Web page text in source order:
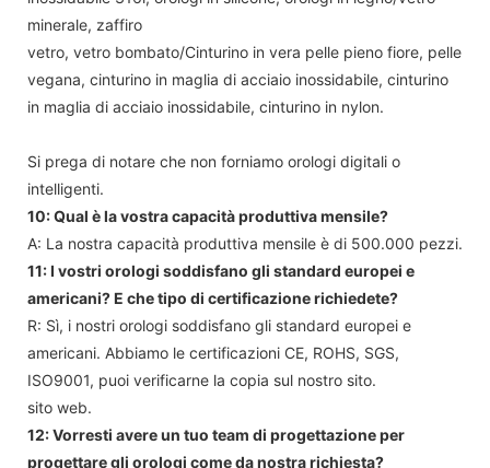
minerale, zaffiro
vetro, vetro bombato/Cinturino in vera pelle pieno fiore, pelle
vegana, cinturino in maglia di acciaio inossidabile, cinturino
in maglia di acciaio inossidabile, cinturino in nylon.
Si prega di notare che non forniamo orologi digitali o
intelligenti.
10: Qual è la vostra capacità produttiva mensile?
A: La nostra capacità produttiva mensile è di 500.000 pezzi.
11: I vostri orologi soddisfano gli standard europei e
americani? E che tipo di certificazione richiedete?
R: Sì, i nostri orologi soddisfano gli standard europei e
americani. Abbiamo le certificazioni CE, ROHS, SGS,
ISO9001, puoi verificarne la copia sul nostro sito.
sito web.
12: Vorresti avere un tuo team di progettazione per
progettare gli orologi come da nostra richiesta?